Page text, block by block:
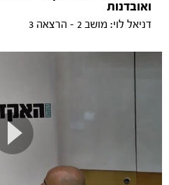
ואובדנות
דניאל לוי: מושב 2 - הרצאה 3